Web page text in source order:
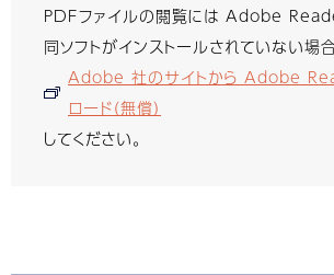
PDFファイルの閲覧には Adobe
同ソフトがインストールされていない場合
Adobe 社のサイトから Adobe
ロード（無償）
してください。